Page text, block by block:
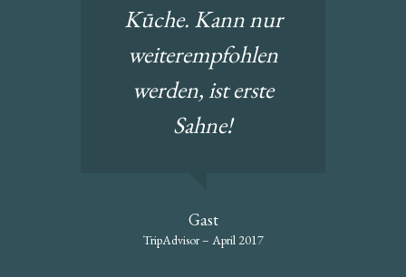
Kūche. Kann nur
weiterempfohlen
werden, ist erste
Sahne!
Gast
TripAdvisor – April 2017